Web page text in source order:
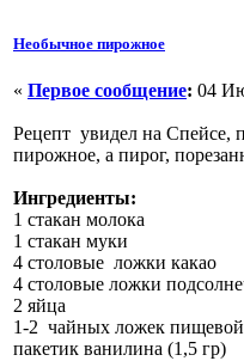
Необычное пирожное
« Первое сообщение: 04
Рецепт увидел на Спейсе,
пирожное, а пирог,
Ингредиенты:
1 стакан молока
1 стакан муки
4 столовые ложки какао
4 столовые ложки
2 яйца
1-2 чайных ложек пищевой
пакетик ванилина (1,5 гр)